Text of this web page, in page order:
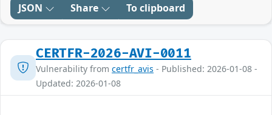
JSON Share To clipboard
CERTFR-2026-AVI-0011
Vulnerability from certfr_avis - Published: 2026-01-08 -
Updated: 2026-01-08